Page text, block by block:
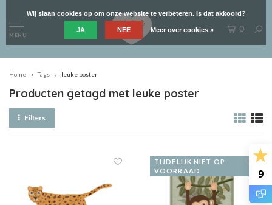
9
MENU
0
Home Tags leuke poster
Producten getagd met leuke poster
Filters
TIJDELIJK NIET OP
VOORRAAD
Wij slaan cookies op om onze website te verbeteren. Is dat akkoord?
JA NEE Meer over cookies »